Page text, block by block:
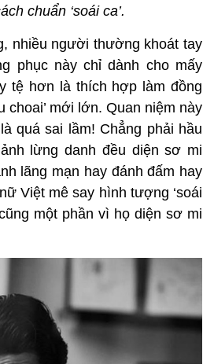
chuẩn ‘soái ca’.
nhiều người thường khoát tay
phục này chỉ dành cho mấy
tệ hơn là thích hợp làm đồng
choai’ mới lớn. Quan niệm này
quá sai lầm! Chẳng phải hầu
lừng danh đều diện sơ mi
lãng mạn hay đánh đấm hay
Việt mê say hình tượng ‘soái
một phần vì họ diện sơ mi